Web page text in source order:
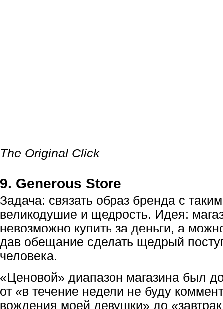
The Original Click
9. Generous Store
Задача: связать образ бренда с
великодушие и щедрость. Идея:
невозможно купить за деньги, а
дав обещание сделать щедрый
человека.
«Ценовой» диапазон магазина был
от «в течение недели не буду
вождения моей девушки» до